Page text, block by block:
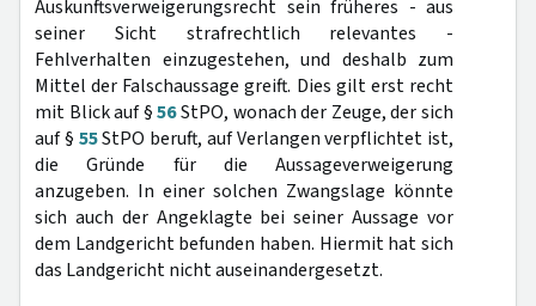
Auskunftsverweigerungsrecht sein früheres - aus
seiner Sicht strafrechtlich relevantes -
Fehlverhalten einzugestehen, und deshalb zum
Mittel der Falschaussage greift. Dies gilt erst recht
mit Blick auf §56StPO, wonach der Zeuge, der sich
auf § 55StPO beruft, auf Verlangen verpflichtet ist,
die Gründe für die Aussageverweigerung
anzugeben. In einer solchen Zwangslage könnte
sich auch der Angeklagte bei seiner Aussage vor
dem Landgericht befunden haben. Hiermit hat sich
das Landgericht nicht auseinandergesetzt.